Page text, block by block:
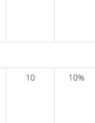
10 10%